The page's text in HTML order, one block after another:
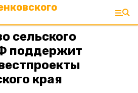
сельского
поддержит
края